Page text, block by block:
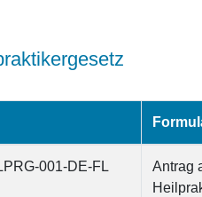
001-DE-FL
Antrag